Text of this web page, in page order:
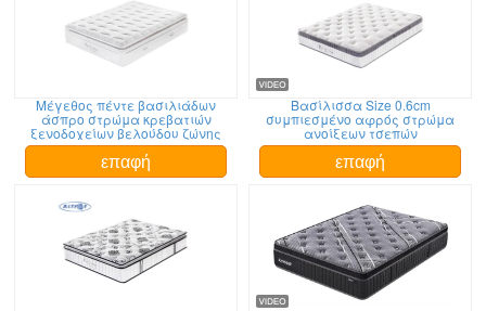
Μέγεθος πέντε βασιλιάδων
άσπρο στρώμα κρεβατιών
ξενοδοχείων βελούδου ζώνης
επαφή
Βασίλισσα Size 0.6cm
συμπιεσμένο αφρός στρώμα
ανοίξεων τσεπών
επαφή